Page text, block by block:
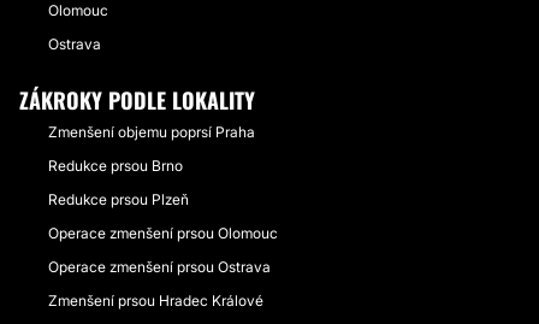
Olomouc
Ostrava
ZÁKROKY PODLE LOKALITY
Zmenšení objemu poprsí Praha
Redukce prsou Brno
Redukce prsou Plzeň
Operace zmenšení prsou Olomouc
Operace zmenšení prsou Ostrava
Zmenšení prsou Hradec Králové